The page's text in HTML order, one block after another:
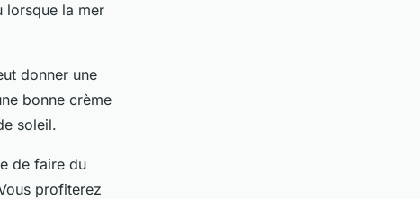
lorsque la mer
donner une
bonne crème
soleil.
de faire du
profiterez